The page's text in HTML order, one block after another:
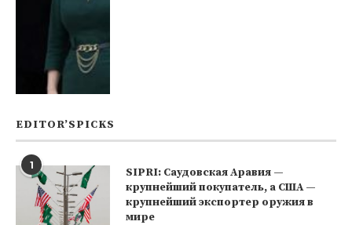
EDITOR’SPICKS
1
SIPRI: Саудовская Аравия —
крупнейший покупатель, а США —
крупнейший экспортер оружия в
мире